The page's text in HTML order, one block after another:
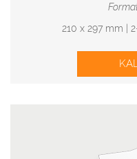
210 x 297 mm |